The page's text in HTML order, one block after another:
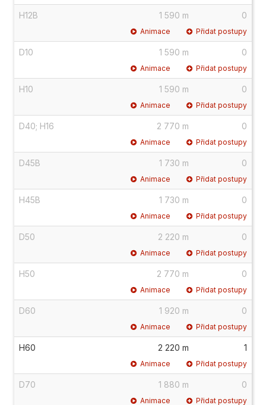
H12B 1 590 m 0
Animace Přidat postupy
D10 1 590 m 0
Animace Přidat postupy
H10 1 590 m 0
Animace Přidat postupy
D40; H16 2 770 m 0
Animace Přidat postupy
D45B 1 730 m 0
Animace Přidat postupy
H45B 1 730 m 0
Animace Přidat postupy
D50 2 220 m 0
Animace Přidat postupy
H50 2 770 m 0
Animace Přidat postupy
D60 1 920 m 0
Animace Přidat postupy
H60 2 220 m 1
Animace Přidat postupy
D70 1 880 m 0
Animace Přidat postupy